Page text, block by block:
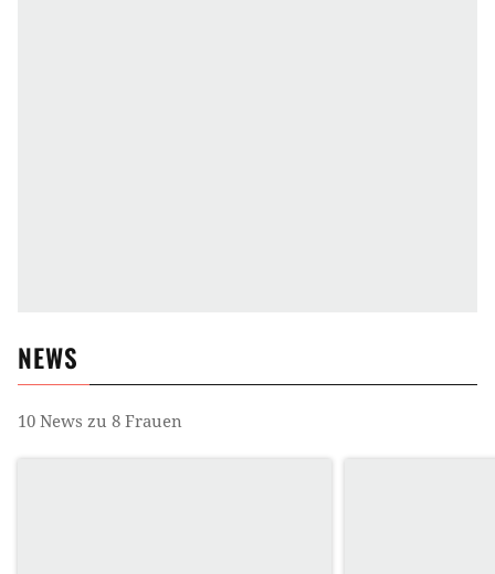
NEWS
10 News zu 8 Frauen